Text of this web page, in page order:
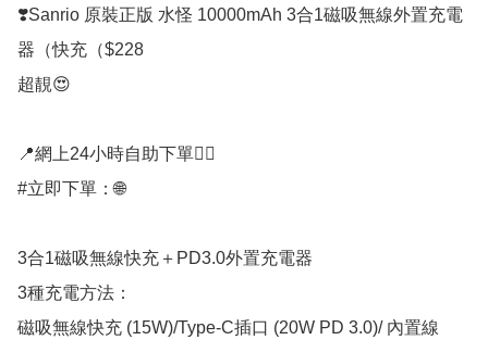
❣️Sanrio 原裝正版 水怪 10000mAh 3合1磁吸無線外置充電
器（快充（$228
超靚😍
📍網上24小時自助下單👍🏻
#立即下單：🌐
3合1磁吸無線快充＋PD3.0外置充電器
3種充電方法：
磁吸無線快充 (15W)/Type-C插口 (20W PD 3.0)/ 內置線